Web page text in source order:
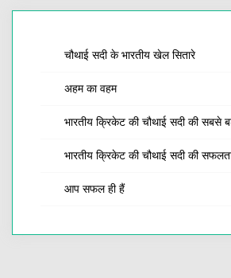
चौथाई सदी के भारतीय खेल सितारे
अहम का वहम
भारतीय क्रिकेट की चौथाई सदी की सबसे
भारतीय क्रिकेट की चौथाई सदी की
आप सफल ही हैं